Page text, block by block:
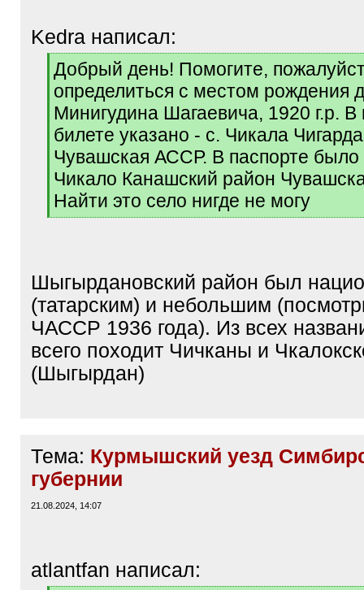
Kedra написал:
q
]
Добрый день! Помогите,
определиться с местом рождения
Минигудина Шагаевича, 1920 г.р.
билете указано - с. Чикала
Чувашская АССР. В паспорте было
Чикало Канашский район
Найти это село нигде не могу
[
Шыгырдановский район был
(татарским) и небольшим
ЧАССР 1936 года). Из всех
всего походит Чичканы и
(Шыгырдан)
Тема: Курмышский уезд
губернии
21.08.2024, 14:07
atlantfan написал: